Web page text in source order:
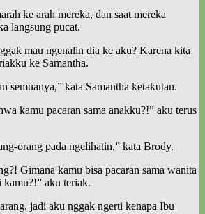
ke arah mereka, dan saat mereka
langsung pucat.
mau ngenalin dia ke aku? Karena kita
ke Samantha.
semuanya,” kata Samantha ketakutan.
kamu pacaran sama anakku?!” aku terus
orang pada ngelihatin,” kata Brody.
Gimana kamu bisa pacaran sama wanita
aku teriak.
jadi aku nggak ngerti kenapa Ibu